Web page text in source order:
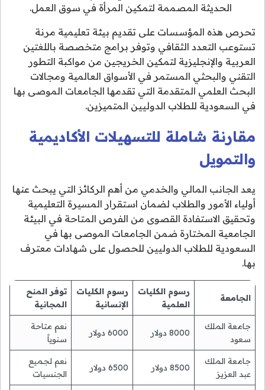
الحديثة المصممة لتمكين المرأة في سوق العمل.
تحرص هذه المؤسسات على تقديم بيئة تعليمية مرنة
تستوعب التعدد الثقافي وتوفر برامج متخصصة باللغتين
العربية والإنجليزية لتمكين الخريجين من مواكبة التطور
التقني والبحثي المستمر في الأسواق العالمية ومجالات
البحث العلمي المتقدمة التي تقدمها الجامعات الموصى بها
في السعودية للطلاب الدوليين المتميزين.
مقارنة شاملة للتسهيلات الأكاديمية
والتمويل
يعد الجانب المالي والخدمي من أهم الركائز التي يبحث عنها
أولياء الأمور والطلاب لضمان استقرار المسيرة التعليمية
وتحقيق الاستفادة القصوى من الفرص المتاحة في البيئة
الجامعية المختارة ضمن الجامعات الموصى بها في
السعودية للطلاب الدوليين للحصول على شهادات معترف
بها.
الجامعة
رسوم الكليات
العلمية
رسوم الكليات
الإنسانية
توفر المنح
المجانية
جامعة الملك
سعود
8000 دولار 6000 دولار
نعم متاحة
سنوياً
جامعة الملك
عبد العزيز
8500 دولار 6500 دولار
نعم لجميع
الجنسيات